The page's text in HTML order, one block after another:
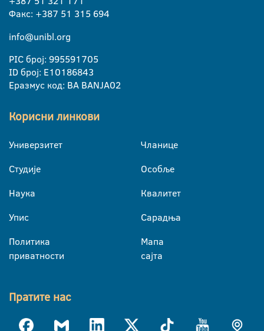
Факс: +387 51 315 694
info@unibl.org
PIC број: 995591705
ID број: E10186843
Еразмус код: BA BANJA02
Корисни линкови
Универзитет
Студије
Наука
Упис
Политика
приватности
Чланице
Особље
Квалитет
Сарадња
Мапа
сајта
Пратите нас